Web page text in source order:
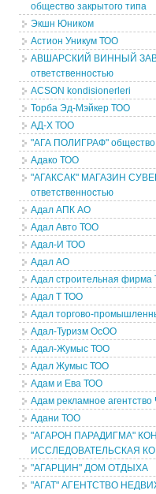
общество закрытого типа
Экшн Юником
Астион Уникум ТОО
АВШАРСКИЙ ВИННЫЙ
ответственностью
ACSON kondisionerleri
Торба Эд-Мэйкер ТОО
АД-Х ТОО
"АГА ПОЛИГРАФ" общество
Адако ТОО
"АГАКСАК" МАГАЗИН
ответственностью
Адал АПК АО
Адал Авто ТОО
Адал-И ТОО
Адал АО
Адал строительная фирма
Адал Т ТОО
Адал торгово-
Адал-Туризм ОсОО
Адал-Жумыс ТОО
Адал Жумыс ТОО
Адам и Ева ТОО
Адам рекламное
Адани ТОО
"АГАРОН ПАРАДИГМА"
ИССЛЕДОВАТЕЛЬСКАЯ
"АГАРЦИН" ДОМ ОТДЫХА
"АГАТ" АГЕНТСТВО